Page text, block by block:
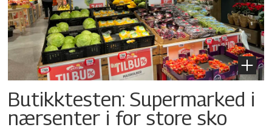
Butikktesten: Supermarked i
nærsenter i for store sko